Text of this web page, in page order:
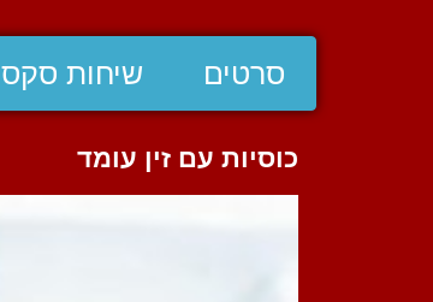
סרטים שיחות סקס
כוסיות עם זין עומד